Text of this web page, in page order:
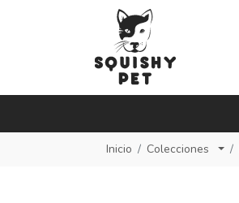
Inicio Colecciones